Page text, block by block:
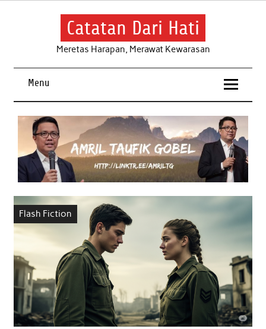
Skip
Catatan Dari Hati
Meretas Harapan, Merawat Kewarasan
Menu
Flash Fiction